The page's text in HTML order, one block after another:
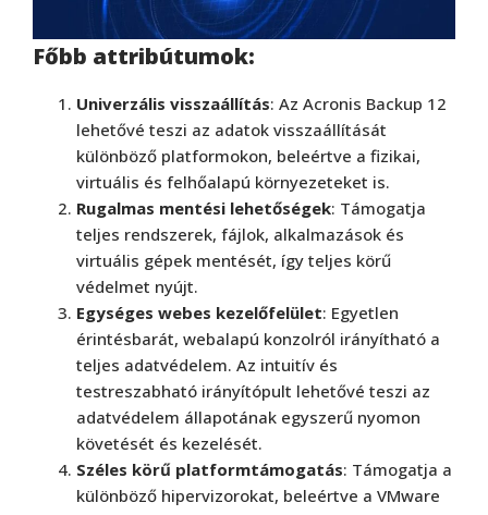
Főbb attribútumok:
Univerzális visszaállítás: Az Acronis Backup 12
lehetővé teszi az adatok visszaállítását
különböző platformokon, beleértve a fizikai,
virtuális és felhőalapú környezeteket is.
Rugalmas mentési lehetőségek: Támogatja
teljes rendszerek, fájlok, alkalmazások és
virtuális gépek mentését, így teljes körű
védelmet nyújt.
Egységes webes kezelőfelület: Egyetlen
érintésbarát, webalapú konzolról irányítható a
teljes adatvédelem. Az intuitív és
testreszabható irányítópult lehetővé teszi az
adatvédelem állapotának egyszerű nyomon
követését és kezelését.
Széles körű platformtámogatás: Támogatja a
különböző hipervizorokat, beleértve a VMware